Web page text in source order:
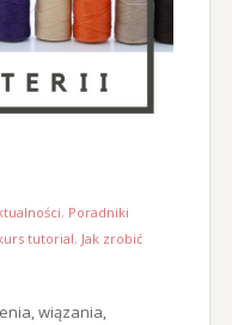
, Poradniki
tutorial, Jak zrobić
wiązania,